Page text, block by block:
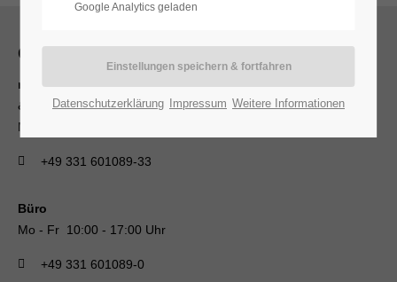
Öffnungszeiten
museum, museumsshop
& museumscafé
Mi - So 13:00 - 18:00 Uhr
+49 331 601089-33
Büro
Mo - Fr 10:00 - 17:00 Uhr
+49 331 601089-0
Google Analytics geladen
Datenschutzerklärung Impressum Weitere Informationen